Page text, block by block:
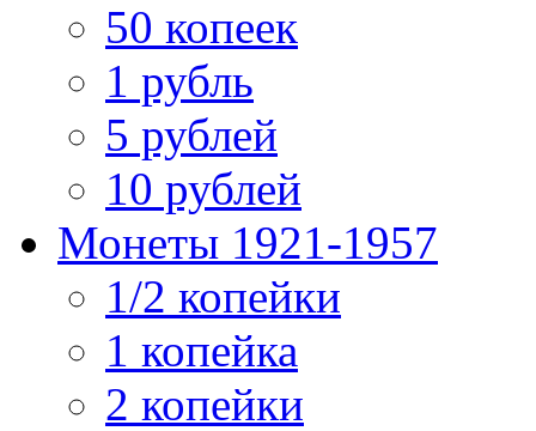
50 копеек
1 рубль
5 рублей
10 рублей
Монеты 1921-1957
1/2 копейки
1 копейка
2 копейки